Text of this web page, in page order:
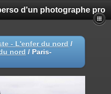
d'un photographe pro
- L'enfer du nord /
nord / Paris-